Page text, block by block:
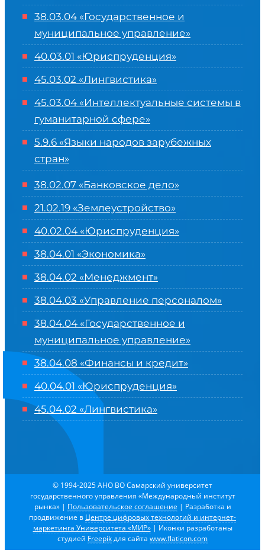
38.03.04 «Государственное и
муниципальное управление»
40.03.01 «Юриспруденция»
45.03.02 «Лингвистика»
45.03.04 «Интеллектуальные системы в
гуманитарной сфере»
5.9.6 «Языки народов зарубежных
стран»
38.02.07 «Банковское дело»
21.02.19 «Землеустройство»
40.02.04 «Юриспруденция»
38.04.01 «Экономика»
38.04.02 «Менеджмент»
38.04.03 «Управление персоналом»
38.04.04 «Государственное и
муниципальное управление»
38.04.08 «Финансы и кредит»
40.04.01 «Юриспруденция»
45.04.02 «Лингвистика»
© 1994-2025 АНО ВО Самарский университет
государственного управления «Международный институт
рынка» | Пользовательское соглашение | Разработка и
продвижение в Центре цифровых технологий и интернет-
маркетинга Университета «МИР»| Иконки разработаны
студией Freepikдля сайта www.flaticon.com